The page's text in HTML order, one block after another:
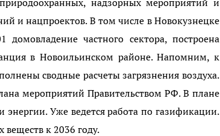
надзорных мероприятий и
и нацпроектов. В том числе в Новокузнецке
частного сектора, построена
в Новоильинском районе. Напомним, к
сводные расчеты загрязнения воздуха.
мероприятий Правительством РФ. В плане
Уже ведется работа по газификации.
веществ к 2036 году.